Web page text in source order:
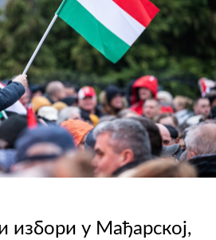
избори у Мађарској,